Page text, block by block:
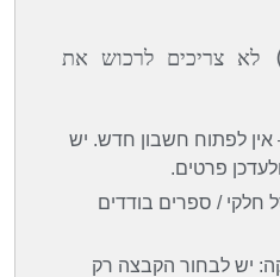
לפתוח חשבון חדש. יש
פרטים.
חלקי / ספרים בודדים
יש לבחור הקבצה רק